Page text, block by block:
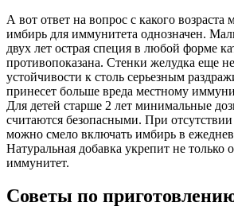
А вот ответ на вопрос с какого возраста
имбирь для иммунитета однозначен.
двух лет острая специя в любой форме
противопоказана. Стенки желудка еще
устойчивости к столь серьезным
принесет больше вреда местному
Для детей старше 2 лет минимальные
считаются безопасными. При
можно смело включать имбирь в
Натуральная добавка укрепит не
иммунитет.
Советы по